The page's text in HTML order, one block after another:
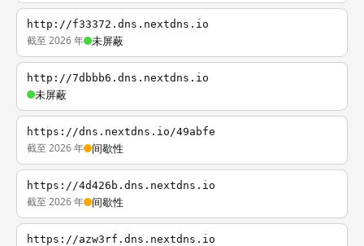
http://f33372.dns.nextdns.io
截至 2026 年 未屏蔽
http://7dbbb6.dns.nextdns.io
未屏蔽
https://dns.nextdns.io/49abfe
截至 2026 年 间歇性
https://4d426b.dns.nextdns.io
截至 2026 年 间歇性
https://azw3rf.dns.nextdns.io